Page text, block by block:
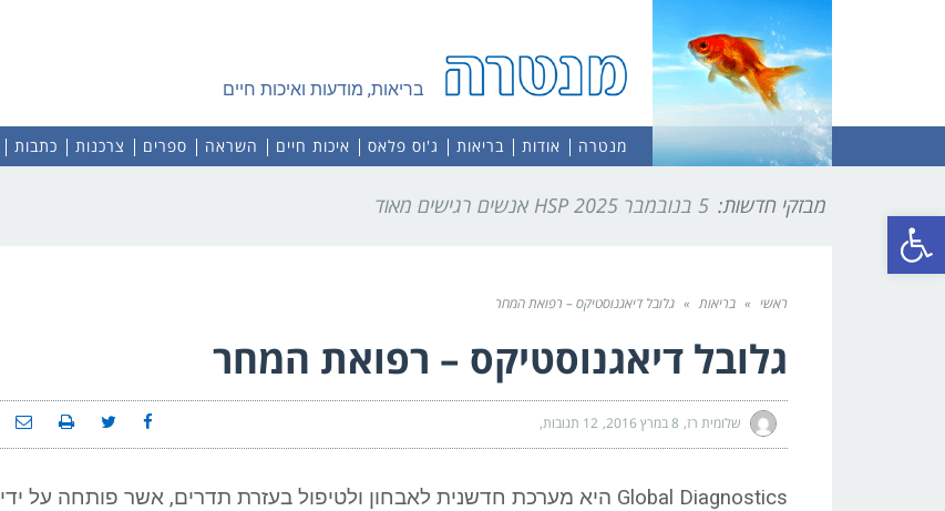
פתח סרגל נגישות
בריאות, מודעות ואיכות חיים
מנטרה אודות בריאות ג'וס פלאס איכות חיים השראה ספרים צרכנות כתבות
מבזקי חדשות: 5 בנובמבר 2025 HSP אנשים רגישים מאוד
ראשי » בריאות » גלובל דיאגנוסטיקס – רפואת המחר
גלובל דיאגנוסטיקס – רפואת המחר
שלומית רז 8 במרץ 2016 12 תגובות
Global Diagnostics היא מערכת חדשנית לאבחון ולטיפול בעזרת תדרים, אשר פותחה על ידי